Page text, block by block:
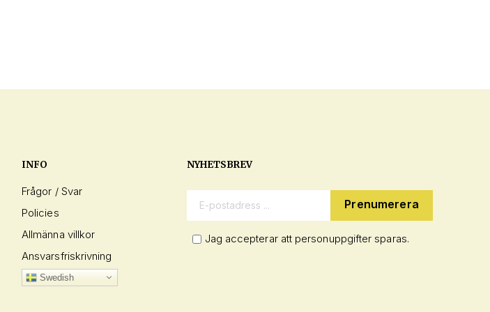
INFO
Frågor / Svar
Policies
Allmänna villkor
Ansvarsfriskrivning
Swedish
NYHETSBREV
E-postadress:
Jag accepterar att personuppgifter sparas.